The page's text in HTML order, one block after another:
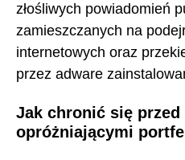
złośliwych powiadomień
zamieszczanych na
internetowych oraz
przez adware
Jak chronić się
opróżniającymi